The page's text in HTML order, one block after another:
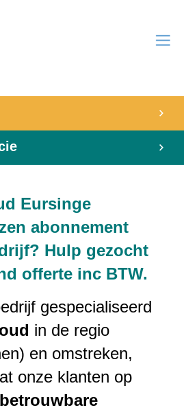
Eursinge
abonnement
Hulp gezocht
offerte inc BTW.
gespecialiseerd
in de regio
en omstreken,
onze klanten op
betrouwbare